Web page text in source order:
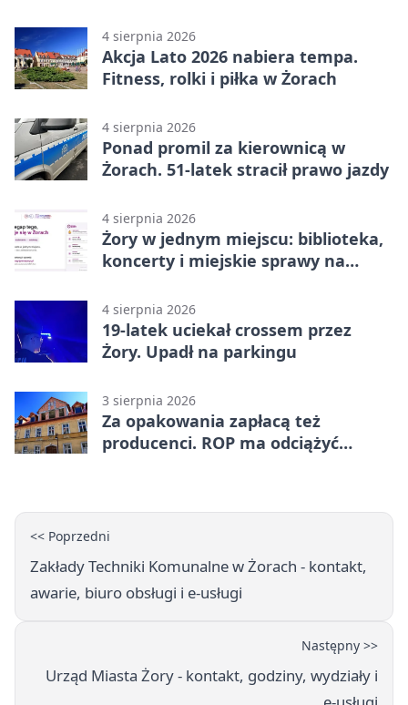
4 sierpnia 2026
Akcja Lato 2026 nabiera tempa.
Fitness, rolki i piłka w Żorach
4 sierpnia 2026
Ponad promil za kierownicą w
Żorach. 51-latek stracił prawo jazdy
4 sierpnia 2026
Żory w jednym miejscu: biblioteka,
koncerty i miejskie sprawy na
4 sierpnia 2026
19-latek uciekał crossem przez
Żory. Upadł na parkingu
3 sierpnia 2026
Za opakowania zapłacą też
producenci. ROP ma odciążyć
<< Poprzedni
Zakłady Techniki Komunalne w Żorach - kontakt,
awarie, biuro obsługi i e-usługi
Następny >>
Urząd Miasta Żory - kontakt, godziny, wydziały i